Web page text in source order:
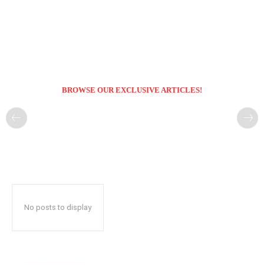
BROWSE OUR EXCLUSIVE ARTICLES!
No posts to display